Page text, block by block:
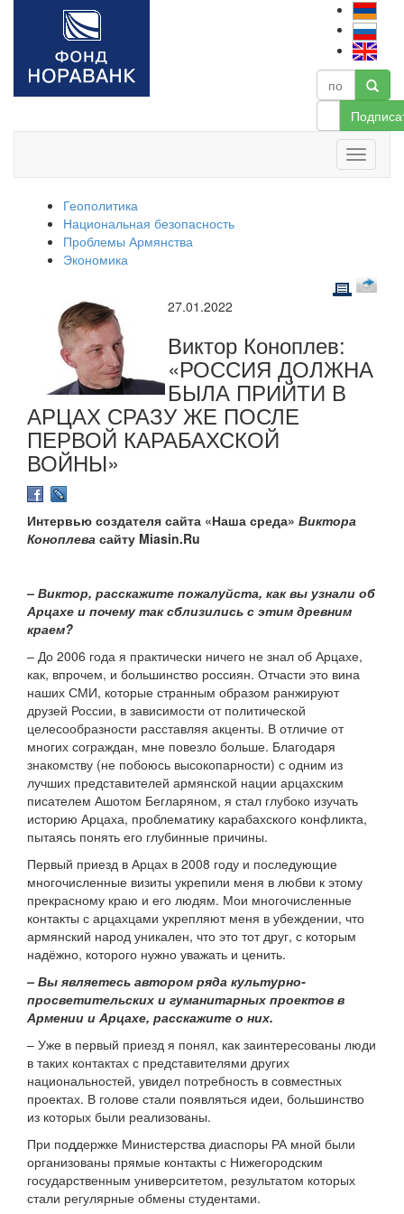
Геополитика
Национальная безопасность
Проблемы Армянства
Экономика
27.01.2022
Виктор Коноплев:
«РОССИЯ ДОЛЖНА
БЫЛА ПРИЙТИ В
АРЦАХ СРАЗУ ЖЕ ПОСЛЕ
ПЕРВОЙ КАРАБАХСКОЙ
ВОЙНЫ»
Интервью создателя сайта «Наша среда» Виктора
Коноплева сайту Miasin.Ru
– Виктор, расскажите пожалуйста, как вы узнали об
Арцахе и почему так сблизились с этим древним
краем?
– До 2006 года я практически ничего не знал об Арцахе,
как, впрочем, и большинство россиян. Отчасти это вина
наших СМИ, которые странным образом ранжируют
друзей России, в зависимости от политической
целесообразности расставляя акценты. В отличие от
многих сограждан, мне повезло больше. Благодаря
знакомству (не побоюсь высокопарности) с одним из
лучших представителей армянской нации арцахским
писателем Ашотом Бегларяном, я стал глубоко изучать
историю Арцаха, проблематику карабахского конфликта,
пытаясь понять его глубинные причины.
Первый приезд в Арцах в 2008 году и последующие
многочисленные визиты укрепили меня в любви к этому
прекрасному краю и его людям. Мои многочисленные
контакты с арцахцами укрепляют меня в убеждении, что
армянский народ уникален, что это тот друг, с которым
надёжно, которого нужно уважать и ценить.
– Вы являетесь автором ряда культурно-
просветительских и гуманитарных проектов в
Армении и Арцахе, расскажите о них.
– Уже в первый приезд я понял, как заинтересованы люди
в таких контактах с представителями других
национальностей, увидел потребность в совместных
проектах. В голове стали появляться идеи, большинство
из которых были реализованы.
При поддержке Министерства диаспоры РА мной были
организованы прямые контакты с Нижегородским
государственным университетом, результатом которых
стали регулярные обмены студентами.